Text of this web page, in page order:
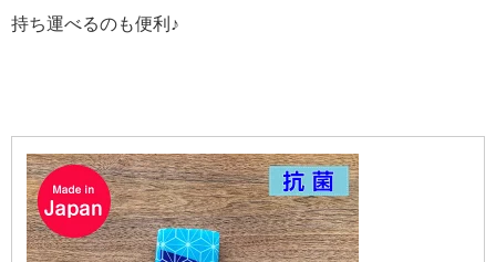
持ち運べるのも便利♪